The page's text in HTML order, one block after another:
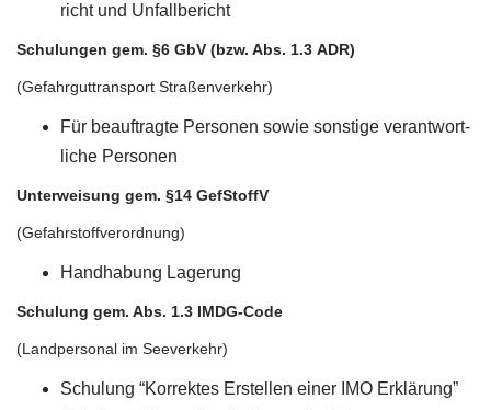
richt und Unfallbericht
Schu­lun­gen gem. §6 GbV (bzw. Abs. 1.3 ADR)
(Gefahr­gut­trans­port Straßenverkehr)
Für beauf­trag­te Per­so­nen sowie sons­ti­ge ver­ant­wort­
li­che Personen
Unter­wei­sung gem. §14 GefStoffV
(Gefahr­stoff­ver­ord­nung)
Hand­ha­bung Lagerung
Schu­lung gem. Abs. 1.3 IMDG-Code
(Land­per­so­nal im Seeverkehr)
Schu­lung “Kor­rek­tes Erstel­len einer IMO Erklärung”